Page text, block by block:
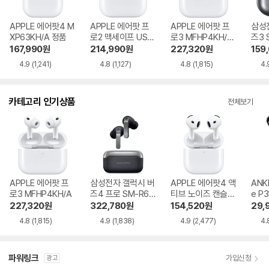
APPLE 에어팟4 M
XP63KH/A 정품
167,990원
4.9 (1,241)
APPLE 에어팟 프
로2 맥세이프 USB-
C MTJV3KH/A 정
214,990원
4.8 (1,127)
APPLE 에어팟 프
로3 MFHP4KH/A
정품
227,320원
4.8 (1,815)
삼성
즈3
정품
카테고리 인기상품 전체보기
APPLE 에어팟 프
로3 MFHP4KH/A
227,320원
4.8 (1,815)
삼성전자 갤럭시 버
즈4 프로 SM-R64
0
322,780원
4.9 (1,838)
APPLE 에어팟4 액
티브 노이즈 캔슬링
MXP93KH/A
154,520원
4.9 (2,477)
e
i NC
파워링크 광고 가입신청